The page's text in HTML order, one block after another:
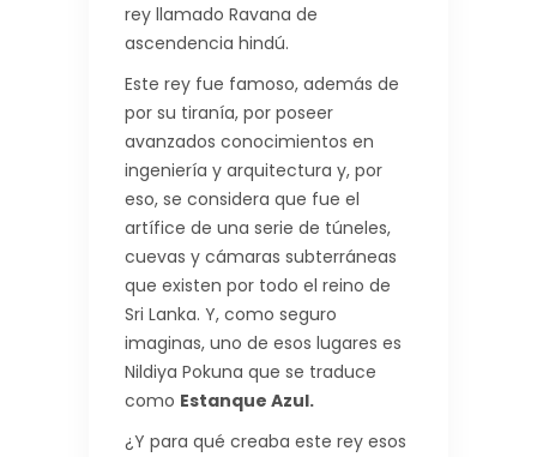
rey llamado Ravana de
ascendencia hindú.
Este rey fue famoso, además de
por su tiranía, por poseer
avanzados conocimientos en
ingeniería y arquitectura y, por
eso, se considera que fue el
artífice de una serie de túneles,
cuevas y cámaras subterráneas
que existen por todo el reino de
Sri Lanka. Y, como seguro
imaginas, uno de esos lugares es
Nildiya Pokuna que se traduce
como Estanque Azul.
¿Y para qué creaba este rey esos